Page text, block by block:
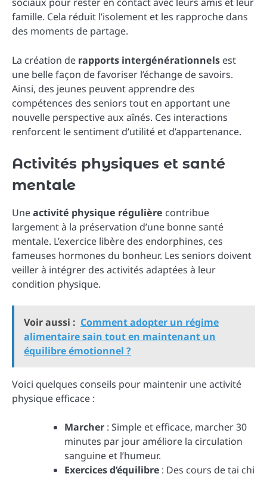
sociaux pour rester en contact avec leurs amis et leur
famille. Cela réduit l’isolement et les rapproche dans
des moments de partage.
La création de rapports intergénérationnels est
une belle façon de favoriser l’échange de savoirs.
Ainsi, des jeunes peuvent apprendre des
compétences des seniors tout en apportant une
nouvelle perspective aux aînés. Ces interactions
renforcent le sentiment d’utilité et d’appartenance.
Activités physiques et santé
mentale
Uneactivité physique régulière contribue
largement à la préservation d’une bonne santé
mentale. L’exercice libère des endorphines, ces
fameuses hormones du bonheur. Les seniors doivent
veiller à intégrer des activités adaptées à leur
condition physique.
Voir aussi : Comment adopter un régime
alimentaire sain tout en maintenant un
équilibre émotionnel ?
Voici quelques conseils pour maintenir une activité
physique efficace :
Marcher : Simple et efficace, marcher 30
minutes par jour améliore la circulation
sanguine et l’humeur.
Exercices d’équilibre : Des cours de tai chi